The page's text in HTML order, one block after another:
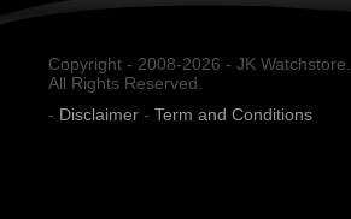
Copyright - 2008-2026 - JK Watchstore.
All Rights Reserved.
- Disclaimer - Term and Conditions